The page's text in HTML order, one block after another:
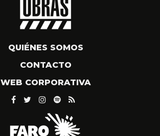
QUIÉNES SOMOS
CONTACTO
WEB CORPORATIVA